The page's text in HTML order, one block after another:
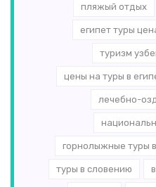
пляжый отдых
египет туры
туризм
цены на туры в
лечебно-
горнолыжные туры
туры в словению